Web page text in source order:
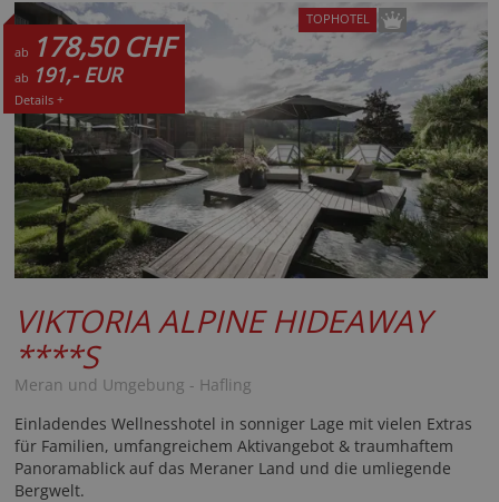
ab 178,50 CHF
ab 191,- EUR
Details +
TOPHOTEL
VIKTORIA ALPINE HIDEAWAY
****S
Meran und Umgebung - Hafling
Einladendes Wellnesshotel in sonniger Lage mit vielen Extras
für Familien, umfangreichem Aktivangebot & traumhaftem
Panoramablick auf das Meraner Land und die umliegende
Bergwelt.